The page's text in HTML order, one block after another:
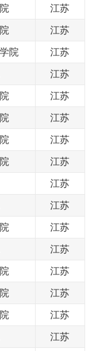
江苏
江苏
院
江苏
江苏
江苏
江苏
江苏
江苏
江苏
江苏
江苏
江苏
江苏
江苏
江苏
江苏